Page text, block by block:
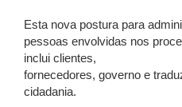
Esta nova postura para
pessoas envolvidas nos
inclui clientes,
fornecedores, governo e
cidadania.